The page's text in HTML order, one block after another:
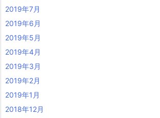
2019年7月
2019年6月
2019年5月
2019年4月
2019年3月
2019年2月
2019年1月
2018年12月